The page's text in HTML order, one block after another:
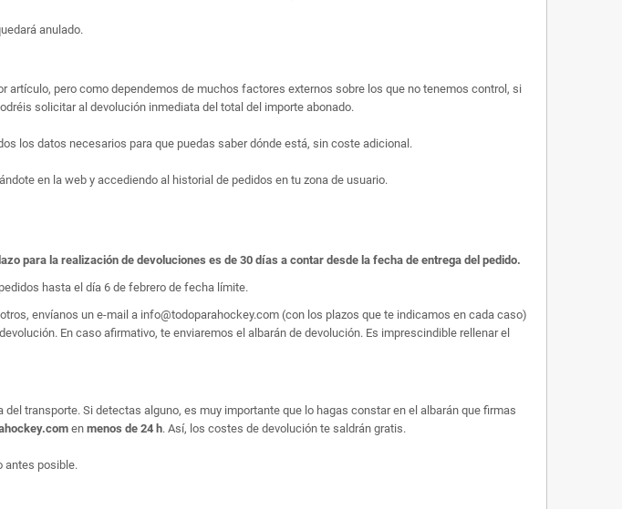
anulado.
pero como dependemos de muchos factores externos sobre los que no tenemos control, si
solicitar al devolución inmediata del total del importe abonado.
los datos necesarios para que puedas saber dónde está, sin coste adicional.
en la web y accediendo al historial de pedidos en tu zona de usuario.
para la realización de devoluciones es de 30 días a contar desde la fecha de entrega del pedido.
hasta el día 6 de febrero de fecha límite.
envíanos un e-mail a info@todoparahockey.com (con los plazos que te indicamos en cada caso)
En caso afirmativo, te enviaremos el albarán de devolución. Es imprescindible rellenar el
transporte. Si detectas alguno, es muy importante que lo hagas constar en el albarán que firmas
en menos de 24 h. Así, los costes de devolución te saldrán gratis.
antes posible.